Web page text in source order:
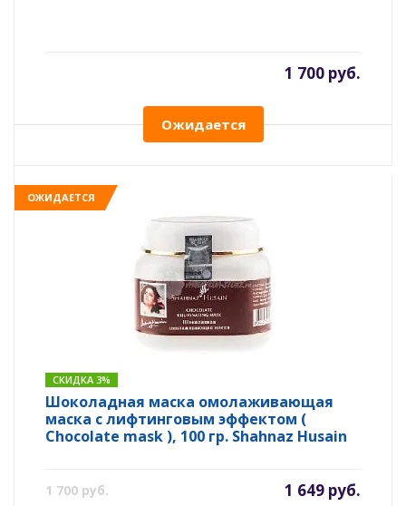
1 700 руб.
Ожидается
ОЖИДАЕТСЯ
СКИДКА 3%
Шоколадная маска омолаживающая
маска с лифтинговым эффектом (
Chocolate mask ), 100 гр. Shahnaz Husain
1 700 руб. 1 649 руб.